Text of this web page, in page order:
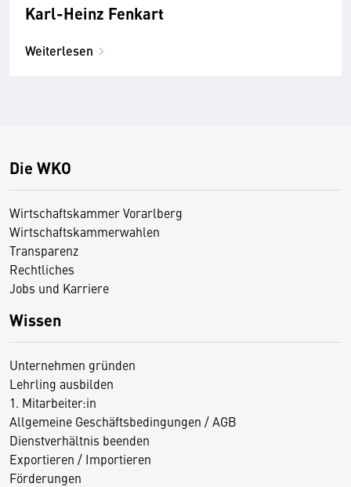
Karl-Heinz Fenkart
Weiterlesen
Die WKO
Wirtschaftskammer Vorarlberg
Wirtschaftskammerwahlen
Transparenz
Rechtliches
Jobs und Karriere
Wissen
Unternehmen gründen
Lehrling ausbilden
1. Mitarbeiter:in
Allgemeine Geschäftsbedingungen / AGB
Dienstverhältnis beenden
Exportieren / Importieren
Förderungen